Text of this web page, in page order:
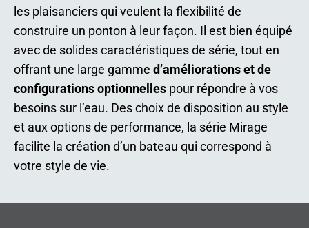
les plaisanciers qui veulent la flexibilité de
construire un ponton à leur façon. Il est bien équipé
avec de solides caractéristiques de série, tout en
offrant une large gamme d’améliorations et de
configurations optionnelles pour répondre à vos
besoins sur l’eau. Des choix de disposition au style
et aux options de performance, la série Mirage
facilite la création d’un bateau qui correspond à
votre style de vie.